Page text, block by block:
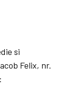
si
Felix, nr.